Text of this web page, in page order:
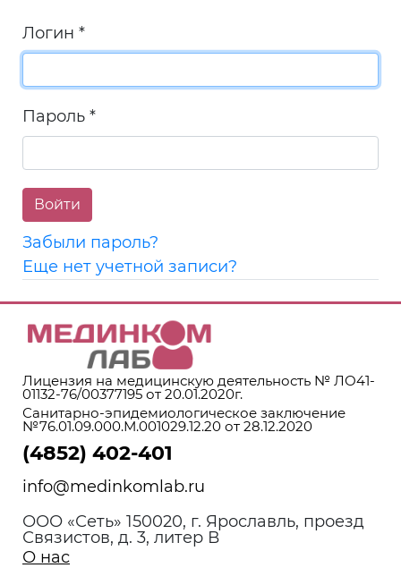
Логин *
Пароль *
Войти
Забыли пароль?
Еще нет учетной записи?
Лицензия на медицинскую деятельность № ЛО41-
01132-76/00377195 от 20.01.2020г.
Санитарно-эпидемиологическое заключение
№76.01.09.000.М.001029.12.20 от 28.12.2020
(4852) 402-401
info@medinkomlab.ru
ООО «Сеть» 150020, г. Ярославль, проезд
Связистов, д. 3, литер В
О нас